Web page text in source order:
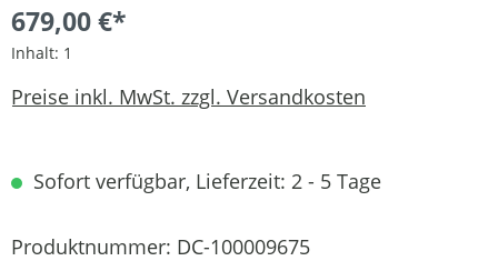
679,00 €*
Inhalt: 1
Preise inkl. MwSt. zzgl. Versandkosten
Sofort verfügbar, Lieferzeit: 2 - 5 Tage
Produktnummer: DC-100009675